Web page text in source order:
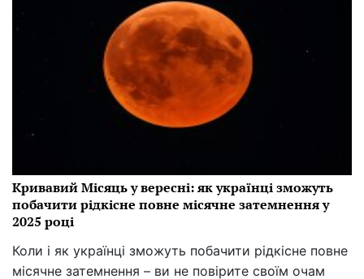
Кривавий Місяць у вересні: як українці зможуть
побачити рідкісне повне місячне затемнення у
2025 році
Коли і як українці зможуть побачити рідкісне повне
місячне затемнення – ви не повірите своїм очам